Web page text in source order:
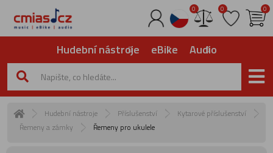
0 0 0
Hudební nástroje eBike Audio
Hudební nástroje Příslušenství
Kytarové příslušenství
Řemeny a zámky
Řemeny pro ukulele